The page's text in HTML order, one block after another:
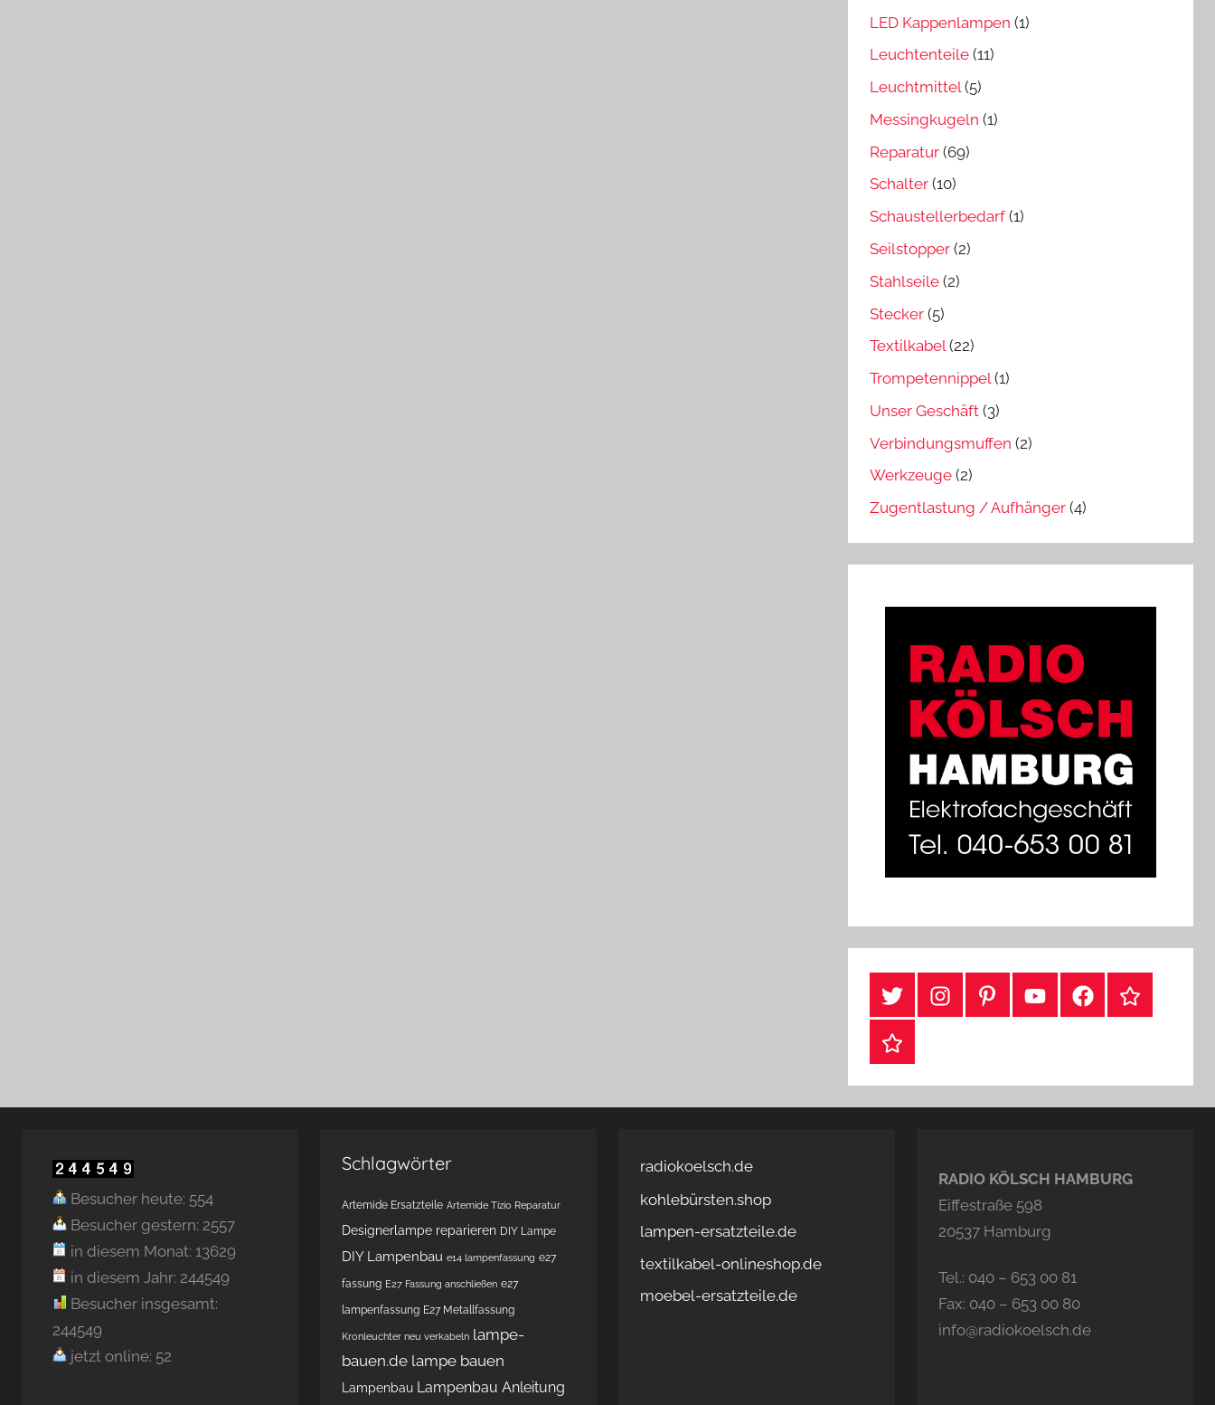
LED Kappenlampen (1)
Leuchtenteile (11)
Leuchtmittel(5)
Messingkugeln (1)
Reparatur (69)
Schalter (10)
Schaustellerbedarf (1)
Seilstopper (2)
Stahlseile (2)
Stecker (5)
Textilkabel(22)
Trompetennippel(1)
Unser Geschäft (3)
Verbindungsmuffen (2)
Werkzeuge (2)
Zugentlastung / Aufhänger (4)
#TwitterInstagramPinterestYouTubeFacebook
TikTok
Webshop
Besucher heute: 554
Besucher gestern: 2557
in diesem Monat: 13629
in diesem Jahr: 244549
Besucher insgesamt:
244549
jetzt online: 52
Schlagwörter
Artemide Ersatzteile Artemide Tizio Reparatur
Designerlampe reparieren DIY Lampe
DIY Lampenbau e14 lampenfassung e27
fassung E27 Fassung anschließen e27
lampenfassung E27 Metallfassung
Kronleuchter neu verkabeln lampe-
bauen.de lampe bauen
Lampenbau Lampenbau Anleitung
radiokoelsch.de
kohlebürsten.shop
lampen-ersatzteile.de
textilkabel-onlineshop.de
moebel-ersatzteile.de
RADIO KÖLSCH HAMBURG
Eiffestraße 598
20537 Hamburg
Tel.: 040 – 653 00 81
Fax: 040 – 653 00 80
info@radiokoelsch.de